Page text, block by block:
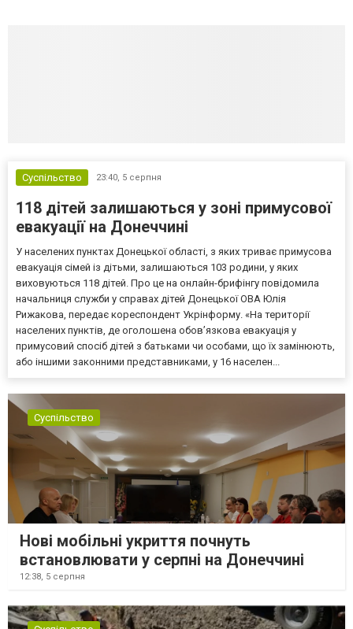
Суспільство 23:40, 5 серпня
118 дітей залишаються у зоні примусової
евакуації на Донеччині
У населених пунктах Донецької області, з яких триває примусова
евакуація сімей із дітьми, залишаються 103 родини, у яких
виховуються 118 дітей. Про це на онлайн-брифінгу повідомила
начальниця служби у справах дітей Донецької ОВА Юлія
Рижакова, передає кореспондент Укрінформу. «На території
населених пунктів, де оголошена обов’язкова евакуація у
примусовий спосіб дітей з батьками чи особами, що їх замінюють,
або іншими законними представниками, у 16 населен...
Суспільство
Нові мобільні укриття почнуть
встановлювати у серпні на Донеччині
12:38, 5 серпня